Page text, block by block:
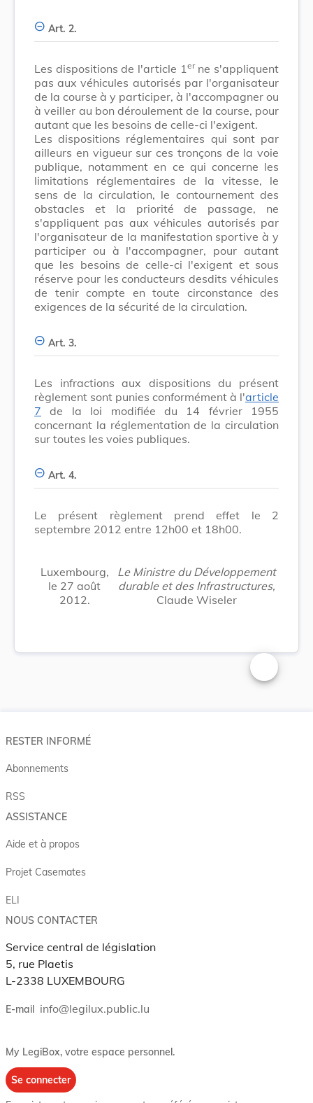
Art. 2.
Les dispositions de l'article 1 erne s'appliquent
pas aux véhicules autorisés par l'organisateur
de la course à y participer, à l'accompagner ou
à veiller au bon déroulement de la course, pour
autant que les besoins de celle-ci l'exigent.
Les dispositions réglementaires qui sont par
ailleurs en vigueur sur ces tronçons de la voie
publique, notamment en ce qui concerne les
limitations réglementaires de la vitesse, le
sens de la circulation, le contournement des
obstacles et la priorité de passage, ne
s'appliquent pas aux véhicules autorisés par
l'organisateur de la manifestation sportive à y
participer ou à l'accompagner, pour autant
que les besoins de celle-ci l'exigent et sous
réserve pour les conducteurs desdits véhicules
de tenir compte en toute circonstance des
exigences de la sécurité de la circulation.
Art. 3.
Les infractions aux dispositions du présent
règlement sont punies conformément à l'article
7 de la loi modifiée du 14 février 1955
concernant la réglementation de la circulation
sur toutes les voies publiques.
Art. 4.
Le présent règlement prend effet le 2
septembre 2012 entre 12h00 et 18h00.
Luxembourg,
le 27 août
2012.
Le Ministre du Développement
durable et des Infrastructures,
Claude Wiseler
Changer la
RESTER INFORMÉ
Abonnements
RSS
ASSISTANCE
Aide et à propos
Projet Casemates
ELI
NOUS CONTACTER
Service central de législation
5, rue Plaetis
L-2338 LUXEMBOURG
E-mail info@legilux.public.lu
My LegiBox, votre espace personnel.
Se connecter